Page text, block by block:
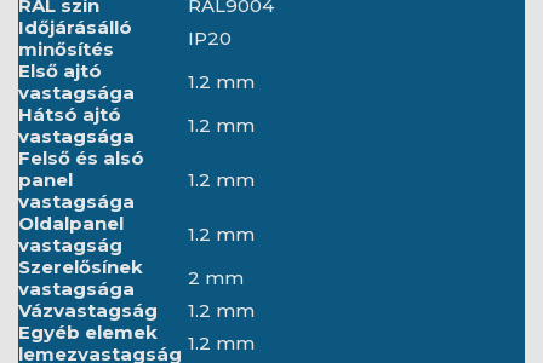
RAL szín
RAL9004
Időjárásálló
minősítés
IP20
Első ajtó
vastagsága
1.2 mm
Hátsó ajtó
vastagsága
1.2 mm
Felső és alsó
panel
vastagsága
1.2 mm
Oldalpanel
vastagság
1.2 mm
Szerelősínek
vastagsága
2 mm
Vázvastagság
1.2 mm
Egyéb elemek
lemezvastagság 1.2 mm